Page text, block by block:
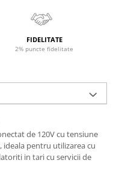
FIDELITATE
2% puncte fidelitate
de 120V cu tensiune
ideala pentru utilizarea cu
in tari cu servicii de